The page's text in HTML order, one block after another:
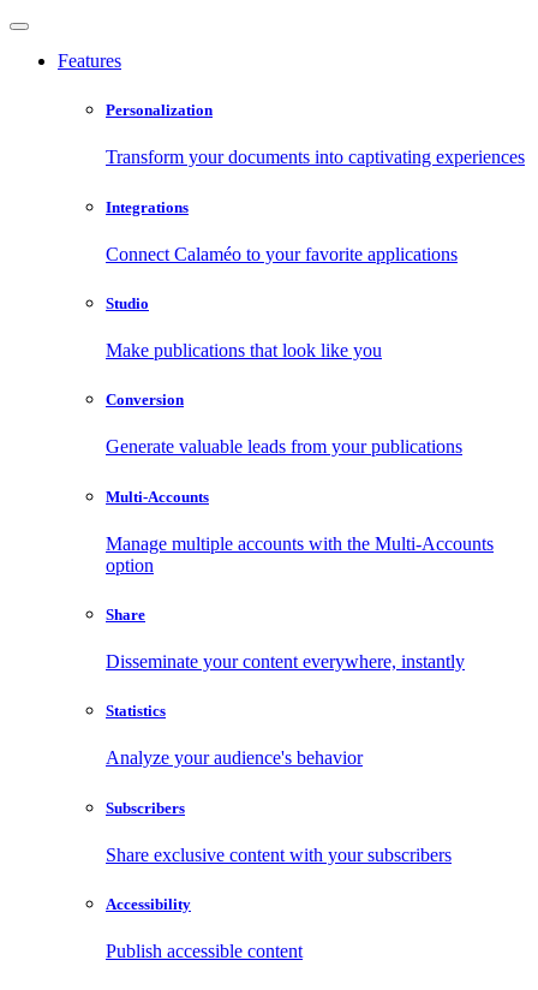
Features
Personalization
Transform your documents into captivating experiences
Integrations
Connect Calaméo to your favorite applications
Studio
Make publications that look like you
Conversion
Generate valuable leads from your publications
Multi-Accounts
Manage multiple accounts with the Multi-Accounts
option
Share
Disseminate your content everywhere, instantly
Statistics
Analyze your audience's behavior
Subscribers
Share exclusive content with your subscribers
Accessibility
Publish accessible content